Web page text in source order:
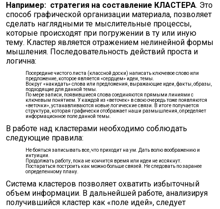
Например: стратегия на составление КЛАСТЕРА. Это
способ графической организации материала, позволяет
сделать наглядными те мыслительные процессы,
которые происходят при погружении в ту или иную
тему. Кластер является отражением нелинейной формы
мышления. Последовательность действий проста и
логична:
Посередине чистого листа (классной доски) написать ключевое слово или
предложение, которое является «сердцем» идеи, темы.
Вокруг «накидать» слова или предложения, выражающие идеи, факты, образы,
подходящие для данной темы.
По мере записи, появившиеся слова соединяются прямыми линиями с
ключевым понятием. У каждой из «веточек» в свою очередь тоже появляются
«веточки», устанавливаются новые логические связи. В итоге получается
структура, которая графически отображает наши размышления, определяет
информационное поле данной темы.
В работе над кластерами необходимо соблюдать
следующие правила:
Не бояться записывать все, что приходит на ум. Дать волю воображению и
интуиции.
Продолжать работу, пока не кончится время или идеи не иссякнут.
Постараться построить как можно больше связей. Не следовать по заранее
определенному плану.
Система кластеров позволяет охватить избыточный
объем информации. В дальнейшей работе, анализируя
получившийся кластер как «поле идей», следует